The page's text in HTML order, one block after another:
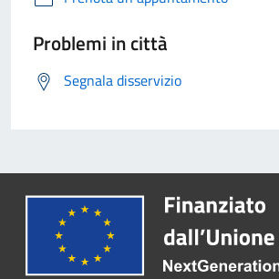
Problemi in città
Segnala disservizio